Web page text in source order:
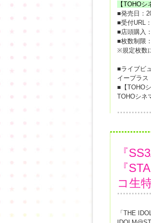
【TOHO
■発売日：
■受付URL：
■店頭購入
■枚数制限
※規定枚数
■ライブビ
イープラス
■【TOHO
TOHOシネ
『
『
コ生
「THE